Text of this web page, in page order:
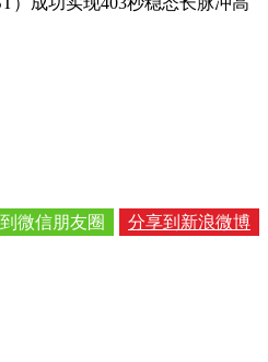
分享到新浪微博
微信朋友圈